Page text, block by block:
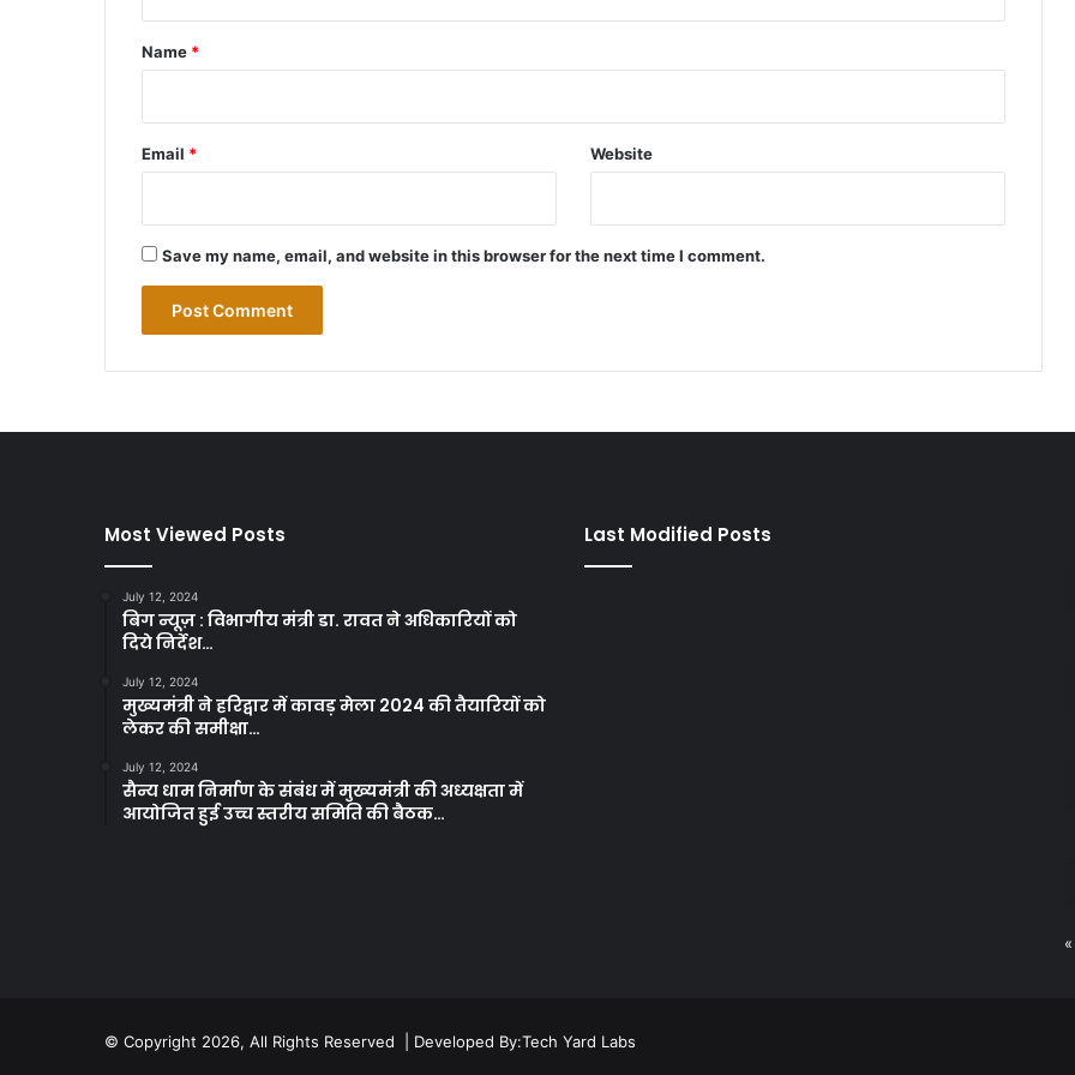
*
Name *
Email * Website
Save my name, email, and website in this browser for the next time I comment.
Most Viewed Posts
July 12, 2024
बिग न्यूज़ : विभागीय मंत्री डा. रावत ने अधिकारियों को
दिये निर्देश…
July 12, 2024
मुख्यमंत्री ने हरिद्वार में कावड़ मेला 2024 की तैयारियों को
लेकर की समीक्षा…
July 12, 2024
सैन्य धाम निर्माण के संबंध में मुख्यमंत्री की अध्यक्षता में
आयोजित हुई उच्च स्तरीय समिति की बैठक…
Last Modified Posts
© Copyright 2026, All Rights Reserved | Developed By:Tech Yard Labs